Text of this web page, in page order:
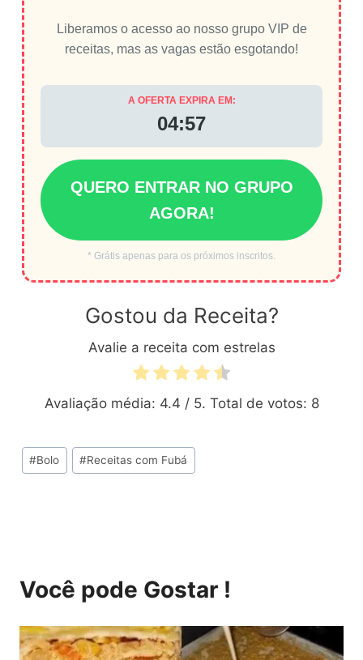
Liberamos o acesso ao nosso grupo VIP de
receitas, mas as vagas estão esgotando!
A OFERTA EXPIRA EM:
04:56
QUERO ENTRAR NO GRUPO
AGORA!
* Grátis apenas para os próximos inscritos.
Gostou da Receita?
Avalie a receita com estrelas
Avaliação média: 4.4 / 5. Total de votos: 8
Tags
do
#Bolo #Receitas com Fubá
Você pode Gostar !